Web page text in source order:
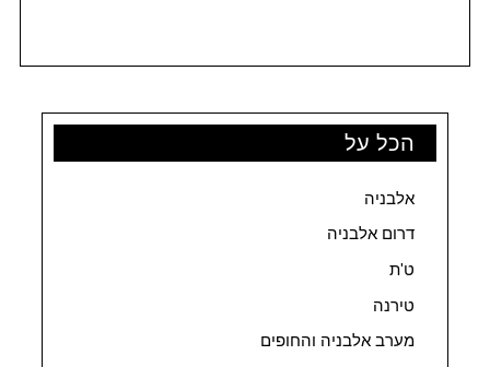
הכל על
אלבניה
דרום אלבניה
ט'ת
טירנה
מערב אלבניה והחופים